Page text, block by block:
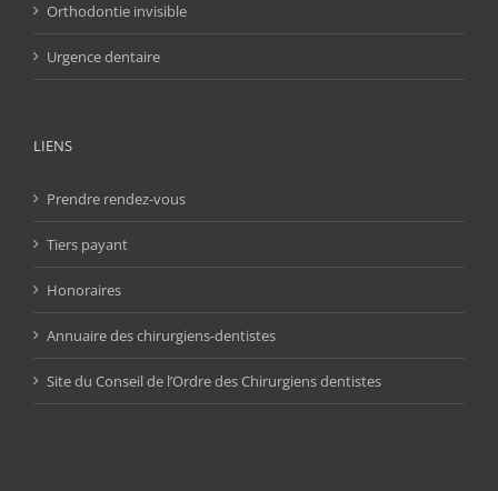
Orthodontie invisible
Urgence dentaire
LIENS
Prendre rendez-vous
Tiers payant
Honoraires
Annuaire des chirurgiens-dentistes
Site du Conseil de l’Ordre des Chirurgiens dentistes